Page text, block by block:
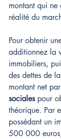
montant qui
réalité du
Pour obtenir
additionnez la
immobiliers,
des dettes de
montant net
sociales pour
théorique. Par
possédant un
500 000